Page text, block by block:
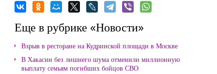
Еще в рубрике «Новости»
Взрыв в ресторане на Кудринской площади в Москве
В Хакасии без лишнего шума отменили миллионную
выплату семьям погибших бойцов СВО